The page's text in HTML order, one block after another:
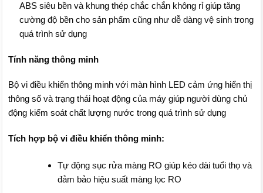
ABS siêu bền và khung thép chắc chắn không rỉ giúp tăng
cường độ bền cho sản phẩm cũng như dễ dàng vệ sinh trong
quá trình sử dụng
Tính năng thông minh
Bộ vi điều khiển thông minh với màn hình LED cảm ứng hiển thị
thông số và trạng thái hoạt động của máy giúp người dùng chủ
động kiểm soát chất lượng nước trong quá trình sử dụng
Tích hợp bộ vi điều khiển thông minh:
Tự động sục rửa màng RO giúp kéo dài tuổi thọ và
đảm bảo hiệu suất màng lọc RO